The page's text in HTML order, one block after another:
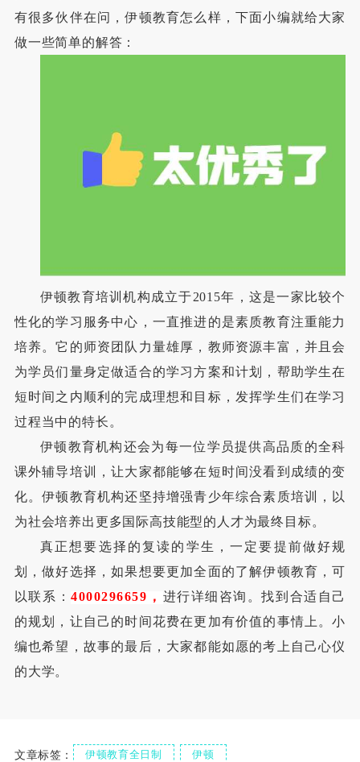
有很多伙伴在问，伊顿教育怎么样，下面小编就给大家
做一些简单的解答：
伊顿教育培训机构成立于2015年，这是一家比较个
性化的学习服务中心，一直推进的是素质教育注重能力
培养。它的师资团队力量雄厚，教师资源丰富，并且会
为学员们量身定做适合的学习方案和计划，帮助学生在
短时间之内顺利的完成理想和目标，发挥学生们在学习
过程当中的特长。
伊顿教育机构还会为每一位学员提供高品质的全科
课外辅导培训，让大家都能够在短时间没看到成绩的变
化。伊顿教育机构还坚持增强青少年综合素质培训，以
为社会培养出更多国际高技能型的人才为最终目标。
真正想要选择的复读的学生，一定要提前做好规
划，做好选择，如果想要更加全面的了解伊顿教育，可
以联系：4000296659 ， 进行详细咨询。找到合适自己
的规划，让自己的时间花费在更加有价值的事情上。小
编也希望，故事的最后，大家都能如愿的考上自己心仪
的大学。
文章标签： 伊顿教育全日制 伊顿